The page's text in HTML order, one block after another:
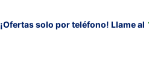
¡Ofertas solo por teléfono! Llame al